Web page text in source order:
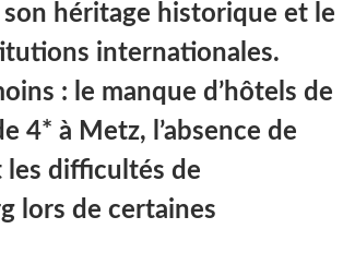
héritage historique et le
internationales.
: le manque d’hôtels de
4* à Metz, l’absence de
les difficultés de
lors de certaines